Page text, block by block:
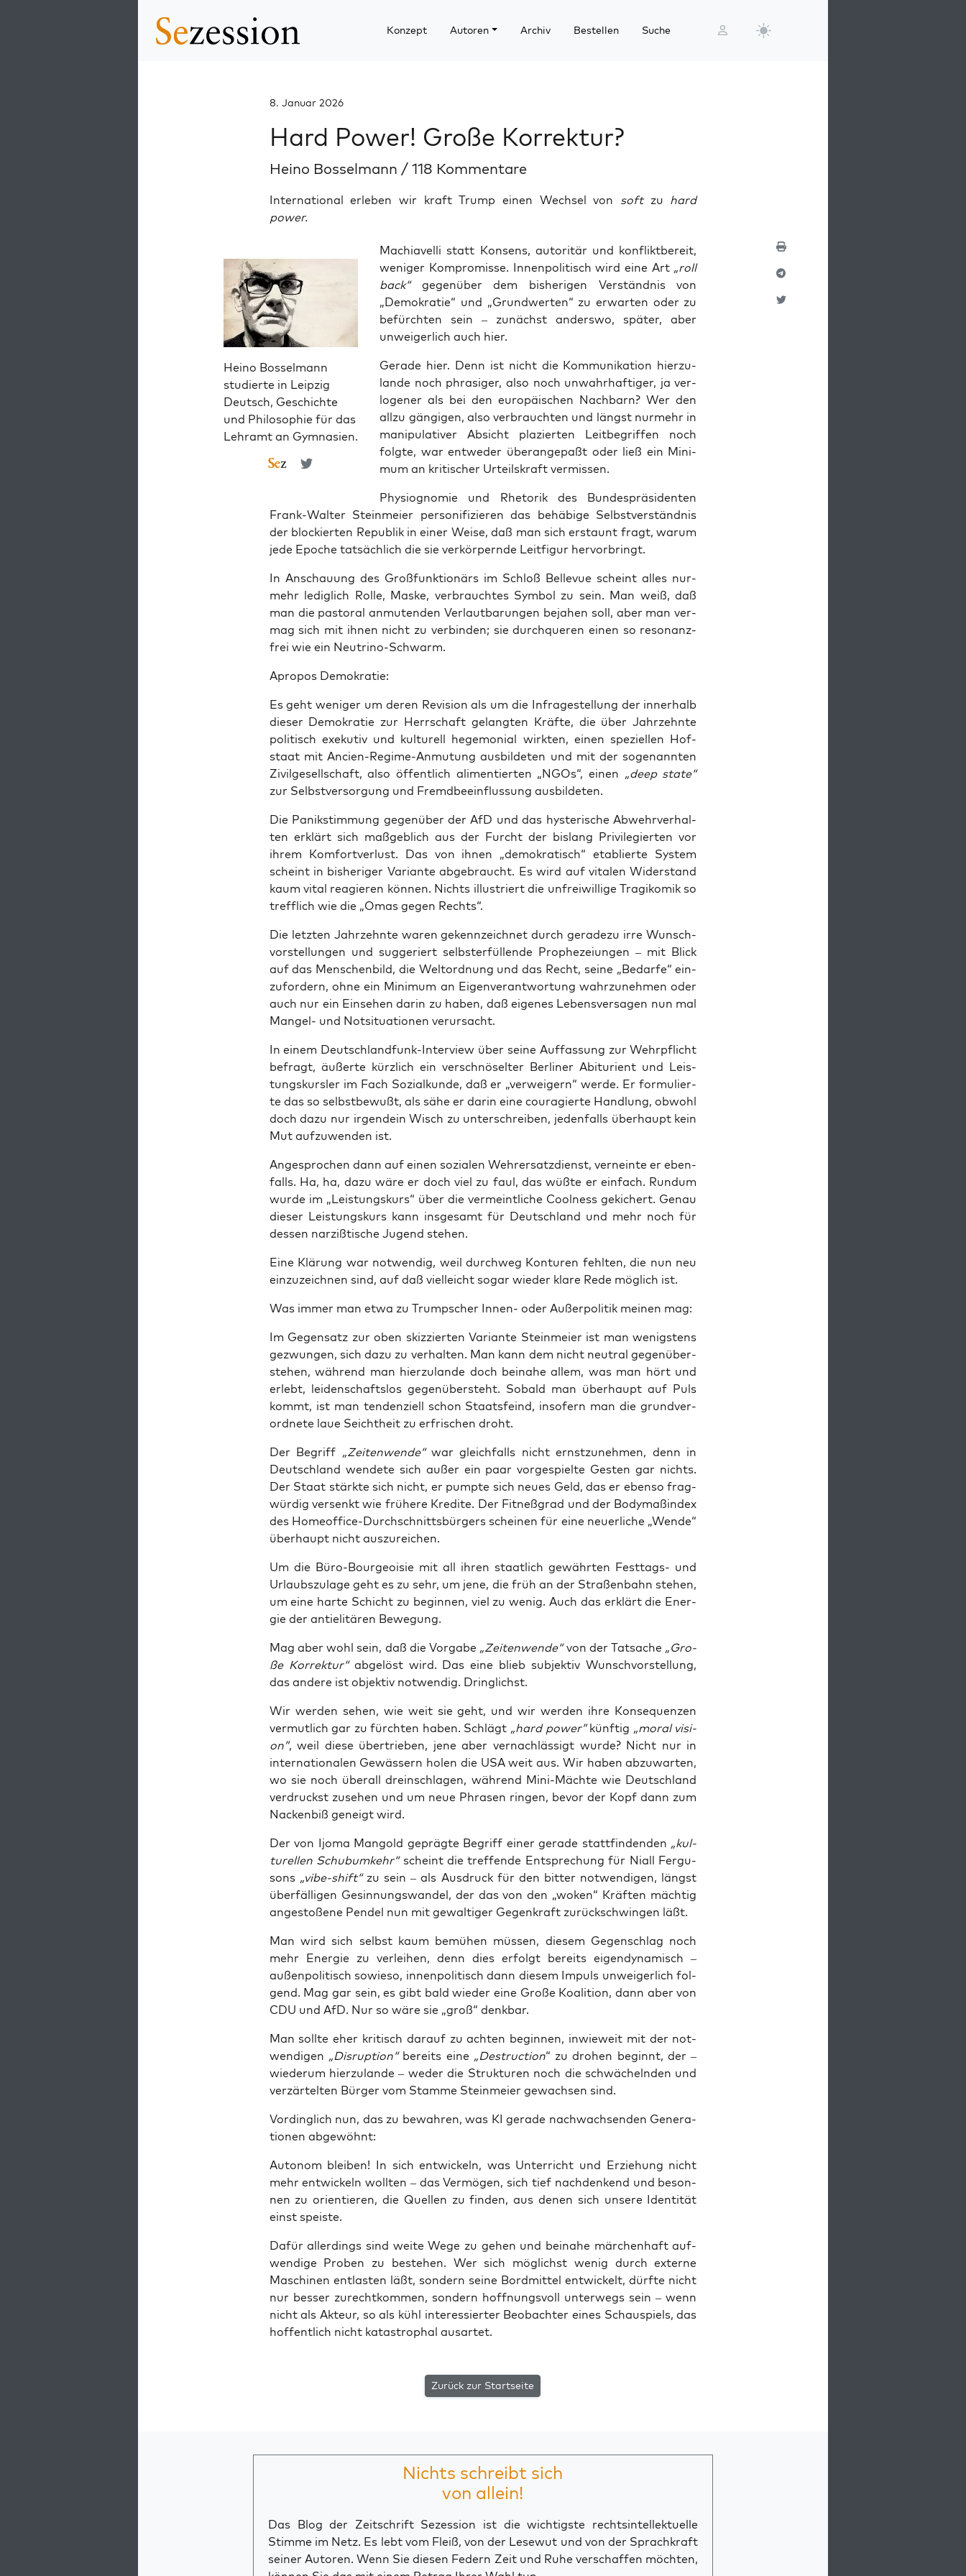
Konzept Autoren Archiv Bestellen Suche
8. Januar 2026
Hard Power! Große Korrektur?
Heino Bosselmann / 118 Kommentare
International erleben wir kraft Trump einen Wechsel von softzu hard
power.
Heino Bosselmann
studierte in Leipzig
Deutsch, Geschichte
und Philosophie für das
Lehramt an Gymnasien.
Machia­vel­li statt Kon­sens, auto­ri­tär und kon­flikt­be­reit,
weni­ger Kom­pro­mis­se. Innen­po­li­tisch wird eine Art „roll
back“gegen­über dem bis­he­ri­gen Ver­ständ­nis von
„Demo­kra­tie“ und „Grund­wer­ten“ zu erwar­ten oder zu
befürch­ten sein – zunächst anders­wo, spä­ter, aber
unwei­ger­lich auch hier.
Gera­de hier. Denn ist nicht die Kom­mu­ni­ka­ti­on hier­zu­
lan­de noch phra­si­ger, also noch unwahr­haf­ti­ger, ja ver­
lo­ge­ner als bei den euro­päi­schen Nach­barn? Wer den
all­zu gän­gi­gen, also ver­brauch­ten und längst nur­mehr in
mani­pu­la­ti­ver Absicht pla­zier­ten Leit­be­grif­fen noch
folg­te, war ent­we­der über­an­ge­paßt oder ließ ein Mini­
mum an kri­ti­scher Urteils­kraft vermissen.
Phy­sio­gno­mie und Rhe­to­rik des Bun­des­prä­si­den­ten
Frank-Wal­ter Stein­mei­er per­so­ni­fi­zie­ren das behä­bi­ge Selbst­ver­ständ­nis
der blo­ckier­ten Repu­blik in einer Wei­se, daß man sich erstaunt fragt, war­um
jede Epo­che tat­säch­lich die sie ver­kör­pern­de Leit­fi­gur hervorbringt.
In Anschau­ung des Groß­funk­tio­närs im Schloß Bel­le­vue scheint alles nur­
mehr ledig­lich Rol­le, Mas­ke, ver­brauch­tes Sym­bol zu sein. Man weiß, daß
man die pas­to­ral anmu­ten­den Ver­laut­ba­run­gen beja­hen soll, aber man ver­
mag sich mit ihnen nicht zu ver­bin­den; sie durch­que­ren einen so reso­nanz­
frei wie ein Neutrino-Schwarm.
Apro­pos Demokratie:
Es geht weni­ger um deren Revi­si­on als um die Infra­ge­stel­lung der inner­halb
die­ser Demo­kra­tie zur Herr­schaft gelang­ten Kräf­te, die über Jahr­zehn­te
poli­tisch exe­ku­tiv und kul­tu­rell hege­mo­ni­al wirk­ten, einen spe­zi­el­len Hof­
staat mit Anci­en-Regime-Anmu­tung aus­bil­de­ten und mit der soge­nann­ten
Zivil­ge­sell­schaft, also öffent­lich ali­men­tier­ten „NGOs“, einen „deep sta­te“
zur Selbst­ver­sor­gung und Fremd­be­ein­flus­sung ausbildeten.
Die Panik­stim­mung gegen­über der AfD und das hys­te­ri­sche Abwehr­ver­hal­
ten erklärt sich maß­geb­lich aus der Furcht der bis­lang Pri­vi­le­gier­ten vor
ihrem Kom­fort­ver­lust. Das von ihnen „demo­kra­tisch“ eta­blier­te Sys­tem
scheint in bis­he­ri­ger Vari­an­te abge­braucht. Es wird auf vita­len Wider­stand
kaum vital reagie­ren kön­nen. Nichts illus­triert die unfrei­wil­li­ge Tra­gi­ko­mik so
treff­lich wie die „Omas gegen Rechts“.
Die letz­ten Jahr­zehn­te waren gekenn­zeich­net durch gera­de­zu irre Wunsch­
vor­stel­lun­gen und sug­ge­riert selbst­er­fül­len­de Pro­phe­zei­un­gen – mit Blick
auf das Men­schen­bild, die Welt­ord­nung und das Recht, sei­ne „Bedar­fe“ ein­
zu­for­dern, ohne ein Mini­mum an Eigen­ver­ant­wor­tung wahr­zu­neh­men oder
auch nur ein Ein­se­hen dar­in zu haben, daß eige­nes Lebens­ver­sa­gen nun mal
Man­gel- und Not­si­tua­tio­nen verursacht.
In einem Deutsch­land­funk-Inter­view über sei­ne Auf­fas­sung zur Wehr­pflicht
befragt, äußer­te kürz­lich ein ver­schnö­sel­ter Ber­li­ner Abitu­ri­ent und Leis­
tungs­kurs­ler im Fach Sozi­al­kun­de, daß er „ver­wei­gern“ wer­de. Er for­mu­lier­
te das so selbst­be­wußt, als sähe er dar­in eine cou­ra­gier­te Hand­lung, obwohl
doch dazu nur irgend­ein Wisch zu unter­schrei­ben, jeden­falls über­haupt kein
Mut auf­zu­wen­den ist.
Ange­spro­chen dann auf einen sozia­len Wehr­ersatz­dienst, ver­nein­te er eben­
falls. Ha, ha, dazu wäre er doch viel zu faul, das wüß­te er ein­fach. Rund­um
wur­de im „Leis­tungs­kurs“ über die ver­meint­li­che Cool­ness geki­chert. Genau
die­ser Leis­tungs­kurs kann ins­ge­samt für Deutsch­land und mehr noch für
des­sen nar­ziß­ti­sche Jugend stehen.
Eine Klä­rung war not­wen­dig, weil durch­weg Kon­tu­ren fehl­ten, die nun neu
ein­zu­zeich­nen sind, auf daß viel­leicht sogar wie­der kla­re Rede mög­lich ist.
Was immer man etwa zu Trump­scher Innen- oder Außer­po­li­tik mei­nen mag:
Im Gegen­satz zur oben skiz­zier­ten Vari­an­te Stein­mei­er ist man wenigs­tens
gezwun­gen, sich dazu zu ver­hal­ten. Man kann dem nicht neu­tral gegen­über­
ste­hen, wäh­rend man hier­zu­lan­de doch bei­na­he allem, was man hört und
erlebt, lei­den­schafts­los gegen­über­steht. Sobald man über­haupt auf Puls
kommt, ist man ten­den­zi­ell schon Staats­feind, inso­fern man die grund­ver­
ord­ne­te laue Seicht­heit zu erfri­schen droht.
Der Begriff „Zei­ten­wen­de“war gleich­falls nicht ernst­zu­neh­men, denn in
Deutsch­land wen­de­te sich außer ein paar vor­ge­spiel­te Ges­ten gar nichts.
Der Staat stärk­te sich nicht, er pump­te sich neu­es Geld, das er eben­so frag­
wür­dig ver­senkt wie frü­he­re Kre­di­te. Der Fit­neß­grad und der Body­m­aß­in­dex
des Home­of­fice-Durch­schnitts­bür­gers schei­nen für eine neu­er­li­che „Wen­de“
über­haupt nicht auszureichen.
Um die Büro-Bour­geoi­sie mit all ihren staat­lich gewähr­ten Fest­tags- und
Urlaubs­zu­la­ge geht es zu sehr, um jene, die früh an der Stra­ßen­bahn ste­hen,
um eine har­te Schicht zu begin­nen, viel zu wenig. Auch das erklärt die Ener­
gie der antie­li­tä­ren Bewegung.
Mag aber wohl sein, daß die Vor­ga­be „Zei­ten­wen­de“von der Tat­sa­che „Gro­
ße Kor­rek­tur“abge­löst wird. Das eine blieb sub­jek­tiv Wunsch­vor­stel­lung,
das ande­re ist objek­tiv not­wen­dig. Dringlichst.
Wir wer­den sehen, wie weit sie geht, und wir wer­den ihre Kon­se­quen­zen
ver­mut­lich gar zu fürch­ten haben. Schlägt „hard power”künf­tig „moral visi­
on”, weil die­se über­trie­ben, jene aber ver­nach­läs­sigt wur­de? Nicht nur in
inter­na­tio­na­len Gewäs­sern holen die USA weit aus. Wir haben abzu­war­ten,
wo sie noch über­all drein­schla­gen, wäh­rend Mini-Mäch­te wie Deutsch­land
ver­druckst zuse­hen und um neue Phra­sen rin­gen, bevor der Kopf dann zum
Nacken­biß geneigt wird.
Der von Ijo­ma Man­gold gepräg­te Begriff einer gera­de statt­fin­den­den „kul­
tu­rel­len Schub­um­kehr“scheint die tref­fen­de Ent­spre­chung für Niall Fer­gu­
sons „vibe-shift“zu sein – als Aus­druck für den bit­ter not­wen­di­gen, längst
über­fäl­li­gen Gesin­nungs­wan­del, der das von den „woken“ Kräf­ten mäch­tig
ange­sto­ße­ne Pen­del nun mit gewal­ti­ger Gegen­kraft zurück­schwin­gen läßt.
Man wird sich selbst kaum bemü­hen müs­sen, die­sem Gegen­schlag noch
mehr Ener­gie zu ver­lei­hen, denn dies erfolgt bereits eigen­dy­na­misch –
außen­po­li­tisch sowie­so, innen­po­li­tisch dann die­sem Impuls unwei­ger­lich fol­
gend. Mag gar sein, es gibt bald wie­der eine Gro­ße Koali­ti­on, dann aber von
CDU und AfD. Nur so wäre sie „groß“ denkbar.
Man soll­te eher kri­tisch dar­auf zu ach­ten begin­nen, inwie­weit mit der not­
wen­di­gen „Dis­rup­ti­on“bereits eine „Des­truc­tion“ zu dro­hen beginnt, der –
wie­der­um hier­zu­lan­de – weder die Struk­tu­ren noch die schwä­cheln­den und
ver­zär­tel­ten Bür­ger vom Stam­me Stein­mei­er gewach­sen sind.
Vor­ding­lich nun, das zu bewah­ren, was KI gera­de nach­wach­sen­den Gene­ra­
tio­nen abgewöhnt:
Auto­nom blei­ben! In sich ent­wi­ckeln, was Unter­richt und Erzie­hung nicht
mehr ent­wi­ckeln woll­ten – das Ver­mö­gen, sich tief nach­den­kend und beson­
nen zu ori­en­tie­ren, die Quel­len zu fin­den, aus denen sich unse­re Iden­ti­tät
einst speiste.
Dafür aller­dings sind wei­te Wege zu gehen und bei­na­he mär­chen­haft auf­
wen­di­ge Pro­ben zu bestehen. Wer sich mög­lichst wenig durch exter­ne
Maschi­nen ent­las­ten läßt, son­dern sei­ne Bord­mit­tel ent­wi­ckelt, dürf­te nicht
nur bes­ser zurecht­kom­men, son­dern hoff­nungs­voll unter­wegs sein – wenn
nicht als Akteur, so als kühl inter­es­sier­ter Beob­ach­ter eines Schau­spiels, das
hof­fent­lich nicht kata­stro­phal ausartet.
Zurück zur Startseite
Nichts schreibt sich
von allein!
Das Blog der Zeitschrift Sezession ist die wichtigste rechtsintellektuelle
Stimme im Netz. Es lebt vom Fleiß, von der Lesewut und von der Sprachkraft
seiner Autoren. Wenn Sie diesen Federn Zeit und Ruhe verschaffen möchten,